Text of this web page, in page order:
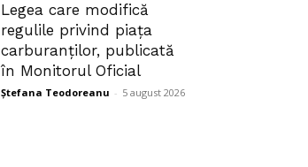
Legea care modifică
regulile privind piața
carburanților, publicată
în Monitorul Oficial
Ștefana Teodoreanu - 5 august 2026